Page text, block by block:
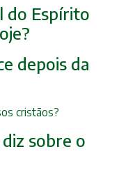
do Espírito
depois da
cristãos?
diz sobre o